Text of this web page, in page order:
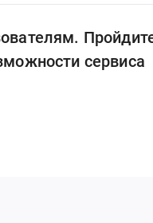
сервиса